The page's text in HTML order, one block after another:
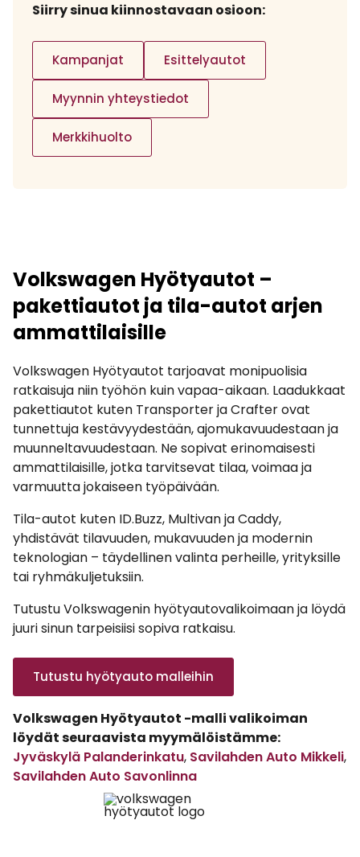
Siirry sinua kiinnostavaan osioon:
Kampanjat Esittelyautot
Myynnin yhteystiedot
Merkkihuolto
Volkswagen Hyötyautot –
pakettiautot ja tila-autot arjen
ammattilaisille
Volkswagen Hyötyautot tarjoavat monipuolisia
ratkaisuja niin työhön kuin vapaa-aikaan. Laadukkaat
pakettiautot kuten Transporter ja Crafter ovat
tunnettuja kestävyydestään, ajomukavuudestaan ja
muunneltavuudestaan. Ne sopivat erinomaisesti
ammattilaisille, jotka tarvitsevat tilaa, voimaa ja
varmuutta jokaiseen työpäivään.
Tila-autot kuten ID.Buzz, Multivan ja Caddy,
yhdistävät tilavuuden, mukavuuden ja modernin
teknologian – täydellinen valinta perheille, yrityksille
tai ryhmäkuljetuksiin.
Tutustu Volkswagenin hyötyautovalikoimaan ja löydä
juuri sinun tarpeisiisi sopiva ratkaisu.
Tutustu hyötyauto malleihin
Volkswagen Hyötyautot -malli valikoiman
löydät seuraavista myymälöistämme:
Jyväskylä Palanderinkatu, Savilahden Auto Mikkeli,
Savilahden Auto Savonlinna